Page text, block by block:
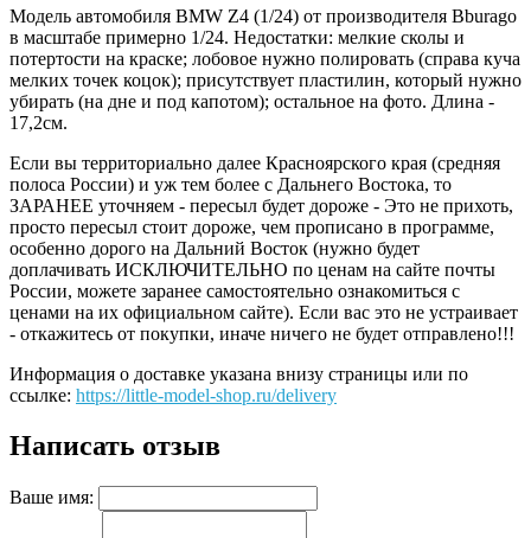
Модель автомобиля BMW Z4 (1/24) от производителя Bburago
в масштабе примерно 1/24. Недостатки: мелкие сколы и
потертости на краске; лобовое нужно полировать (справа куча
мелких точек коцок); присутствует пластилин, который нужно
убирать (на дне и под капотом); остальное на фото. Длина -
17,2см.
Если вы территориально далее Красноярского края (средняя
полоса России) и уж тем более с Дальнего Востока, то
ЗАРАНЕЕ уточняем - пересыл будет дороже - Это не прихоть,
просто пересыл стоит дороже, чем прописано в программе,
особенно дорого на Дальний Восток (нужно будет
доплачивать ИСКЛЮЧИТЕЛЬНО по ценам на сайте почты
России, можете заранее самостоятельно ознакомиться с
ценами на их официальном сайте). Если вас это не устраивает
- откажитесь от покупки, иначе ничего не будет отправлено!!!
Информация о доставке указана внизу страницы или по
ссылке: https://little-model-shop.ru/delivery
Написать отзыв
Ваше имя: